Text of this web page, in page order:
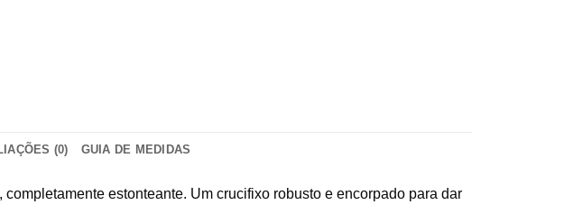
(0) GUIA DE MEDIDAS
estonteante. Um crucifixo robusto e encorpado para dar